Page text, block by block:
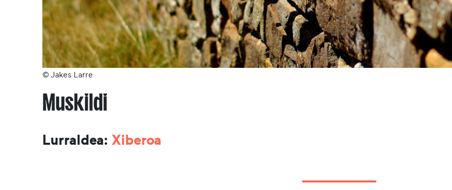
© Jakes Larre
Muskildi
Lurraldea: Xiberoa